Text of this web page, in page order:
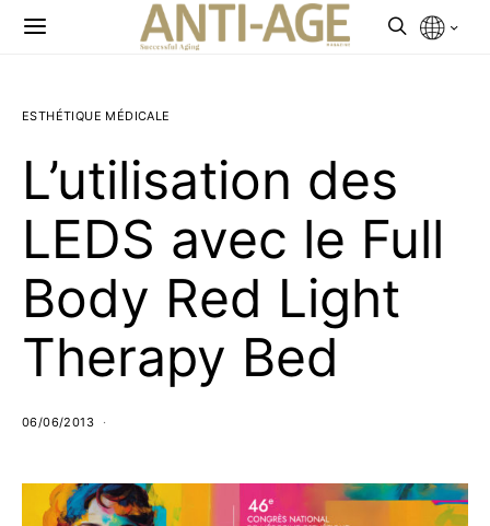
ESTHÉTIQUE MÉDICALE
L’utilisation des
LEDS avec le Full
Body Red Light
Therapy Bed
06/06/2013